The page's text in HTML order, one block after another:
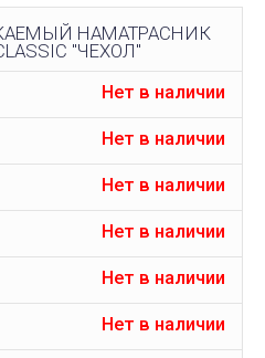
Чехол на кресло с
спинкой Slavich
жаккард кофейный
Чохол пдійшов
Усе сподобалось -
еластична яка гарно
ставлю четвірку,
обіцяли відправити
дні а відправили через
днів та не попередили
НАМАТРАСНИК
"ЧЕХОЛ"
Нет в наличии
Нет в наличии
Нет в наличии
Нет в наличии
Нет в наличии
Нет в наличии